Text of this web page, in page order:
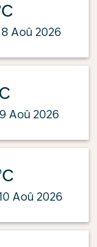
8 Aoû 2026
Aoû 2026
Aoû 2026